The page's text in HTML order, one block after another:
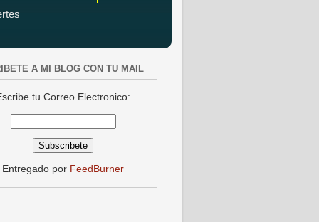
A MI BLOG CON TU MAIL
tu Correo Electronico:
Entregado por FeedBurner